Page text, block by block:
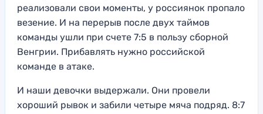
реализовали свои моменты, у россиянок пропало
везение. И на перерыв после двух таймов
команды ушли при счете 7:5 в пользу сборной
Венгрии. Прибавлять нужно российской
команде в атаке.
И наши девочки выдержали. Они провели
хороший рывок и забили четыре мяча подряд. 8:7